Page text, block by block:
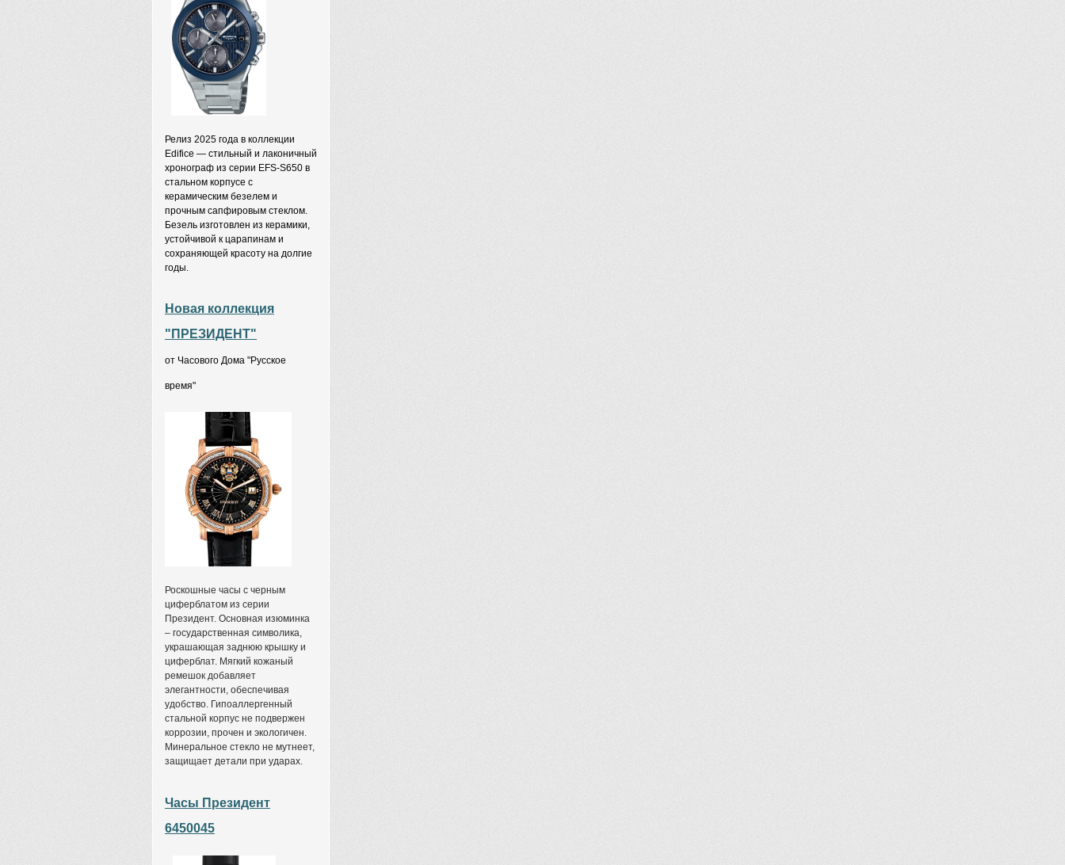
Релиз 2025 года в коллекции
Edifice — стильный и лаконичный
хронограф из серии EFS-S650 в
стальном корпусе с
керамическим безелем и
прочным сапфировым стеклом.
Безель изготовлен из керамики,
устойчивой к царапинам и
сохраняющей красоту на долгие
годы.
Новая коллекция
"ПРЕЗИДЕНТ"
от Часового Дома "Русское
время"
Роскошные часы с черным
циферблатом из серии
Президент. Основная изюминка
– государственная символика,
украшающая заднюю крышку и
циферблат. Мягкий кожаный
ремешок добавляет
элегантности, обеспечивая
удобство. Гипоаллергенный
стальной корпус не подвержен
коррозии, прочен и экологичен.
Минеральное стекло не мутнеет,
защищает детали при ударах.
Часы Президент
6450045